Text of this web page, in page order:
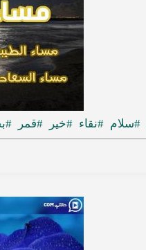
#سلام #نقاء #خير #قمر